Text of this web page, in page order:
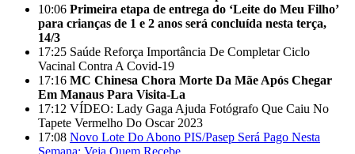
10:06 Primeira etapa de entrega do ‘Leite do Meu Filho’
para crianças de 1 e 2 anos será concluída nesta terça,
14/3
17:25 Saúde Reforça Importância De Completar Ciclo
Vacinal Contra A Covid-19
17:16 MC Chinesa Chora Morte Da Mãe Após Chegar
Em Manaus Para Visita-La
17:12 VÍDEO: Lady Gaga Ajuda Fotógrafo Que Caiu No
Tapete Vermelho Do Oscar 2023
17:08 Novo Lote Do Abono PIS/Pasep Será Pago Nesta
Semana; Veja Quem Recebe